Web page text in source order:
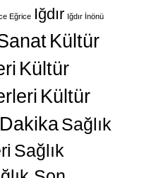
Eğrice Iğdır Iğdır İnönü
Kültür
Kültür
Kültür
Sağlık
Sağlık